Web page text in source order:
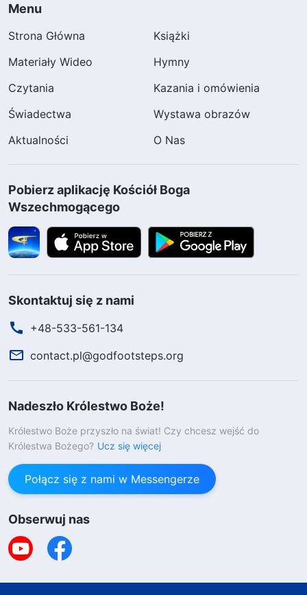
Menu
Strona Główna
Książki
Materiały Wideo
Hymny
Czytania
Kazania i omówienia
Świadectwa
Wystawa obrazów
Aktualności
O Nas
Pobierz aplikację Kościół Boga
Wszechmogącego
Skontaktuj się z nami
+48-533-561-134
contact.pl@godfootsteps.org
Nadeszło Królestwo Boże!
Królestwo Boże przyszło na świat! Czy chcesz wejść do
Królestwa Bożego? Ucz się więcej
Połącz się z nami w Messengerze
Obserwuj nas